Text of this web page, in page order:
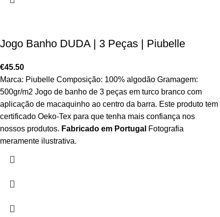
Jogo Banho DUDA | 3 Peças | Piubelle
€45.50
Marca: Piubelle Composição: 100% algodão Gramagem:
500gr/m2 Jogo de banho de 3 peças em turco branco com
aplicação de macaquinho ao centro da barra. Este produto tem
certificado Oeko-Tex para que tenha mais confiança nos
nossos produtos. Fabricado em Portugal Fotografia
meramente ilustrativa.